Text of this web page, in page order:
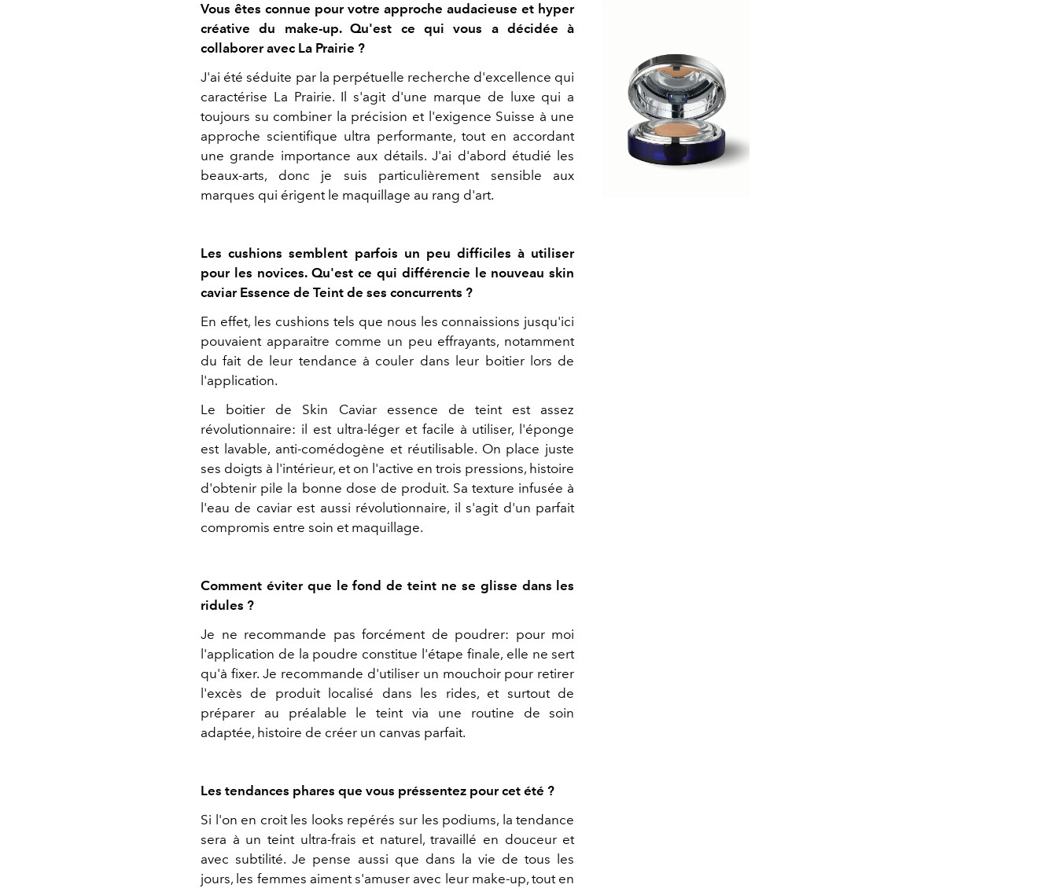
Vous êtes connue pour votre approche audacieuse et hyper
créative du make-up. Qu'est ce qui vous a décidée à
collaborer avec La Prairie ?
J'ai été séduite par la perpétuelle recherche d'excellence qui
caractérise La Prairie. Il s'agit d'une marque de luxe qui a
toujours su combiner la précision et l'exigence Suisse à une
approche scientifique ultra performante, tout en accordant
une grande importance aux détails. J'ai d'abord étudié les
beaux-arts, donc je suis particulièrement sensible aux
marques qui érigent le maquillage au rang d'art.
Les cushions semblent parfois un peu difficiles à utiliser
pour les novices. Qu'est ce qui différencie le nouveau skin
caviar Essence de Teint de ses concurrents ?
En effet, les cushions tels que nous les connaissions jusqu'ici
pouvaient apparaitre comme un peu effrayants, notamment
du fait de leur tendance à couler dans leur boitier lors de
l'application.
Le boitier de Skin Caviar essence de teint est assez
révolutionnaire: il est ultra-léger et facile à utiliser, l'éponge
est lavable, anti-comédogène et réutilisable. On place juste
ses doigts à l'intérieur, et on l'active en trois pressions, histoire
d'obtenir pile la bonne dose de produit. Sa texture infusée à
l'eau de caviar est aussi révolutionnaire, il s'agit d'un parfait
compromis entre soin et maquillage.
Comment éviter que le fond de teint ne se glisse dans les
ridules ?
Je ne recommande pas forcément de poudrer: pour moi
l'application de la poudre constitue l'étape finale, elle ne sert
qu'à fixer. Je recommande d'utiliser un mouchoir pour retirer
l'excès de produit localisé dans les rides, et surtout de
préparer au préalable le teint via une routine de soin
adaptée, histoire de créer un canvas parfait.
Les tendances phares que vous préssentez pour cet été ?
Si l'on en croit les looks repérés sur les podiums, la tendance
sera à un teint ultra-frais et naturel, travaillé en douceur et
avec subtilité. Je pense aussi que dans la vie de tous les
jours, les femmes aiment s'amuser avec leur make-up, tout en